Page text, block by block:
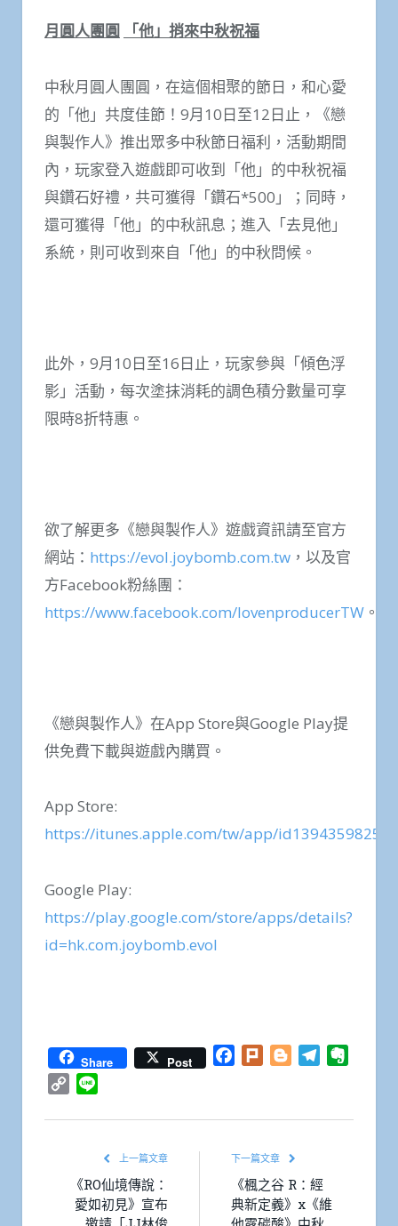
月圓人團圓 「他」捎來中秋祝福
中秋月圓人團圓，在這個相聚的節日，和心愛
的「他」共度佳節！9月10日至12日止，《戀
與製作人》推出眾多中秋節日福利，活動期間
內，玩家登入遊戲即可收到「他」的中秋祝福
與鑽石好禮，共可獲得「鑽石*500」；同時，
還可獲得「他」的中秋訊息；進入「去見他」
系統，則可收到來自「他」的中秋問候。
此外，9月10日至16日止，玩家參與「傾色浮
影」活動，每次塗抹消耗的調色積分數量可享
限時8折特惠。
欲了解更多《戀與製作人》遊戲資訊請至官方
網站： https://evol.joybomb.com.tw ，以及官
方Facebook粉絲團：
https://www.facebook.com/lovenproducerTW 。
《戀與製作人》在App Store與Google Play提
供免費下載與遊戲內購買。
App Store:
https://itunes.apple.com/tw/app/id1394359825
Google Play:
https://play.google.com/store/apps/details?
id=hk.com.joybomb.evol
Share Post Facebook
Plurk BloggerTelegram
Copy
上一篇文章
《RO仙境傳說：
愛如初見》宣布
下一篇文章
《楓之谷 R：經
典新定義》x《維